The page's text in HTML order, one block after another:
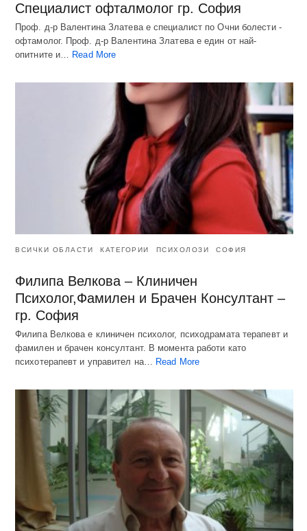
Специалист офталмолог гр. София
Проф. д-р Валентина Златева е специалист по Очни болести -
офтамолог. Проф. д-р Валентина Златева е един от най-
опитните и… Read More
ВСИЧКИ ОБЛАСТИ КАТЕГОРИИ ПСИХОЛОЗИ СОФИЯ
Филипа Велкова – Клиничен
Психолог,Фамилен и Брачен Консултант –
гр. София
Филипа Велкова е клиничен психолог, психодрамата терапевт и
фамилен и брачен консултант. В момента работи като
психотерапевт и управител на…
Read More